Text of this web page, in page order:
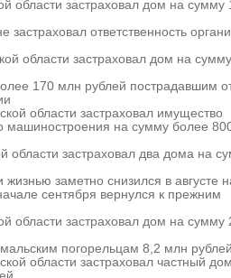
области застраховал дом на сумму
ответственность
области застраховал дом на
170 млн рублей пострадавшим
области застраховал имущество
машиностроения на сумму более
застраховал два дома на
жизнью заметно снизился в августе
сентября вернулся к прежним
области застраховал дом на сумму
погорельцам 8,2 млн
области застраховал частный